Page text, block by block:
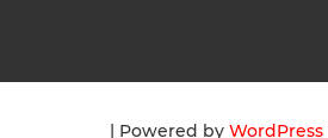
| Powered by WordPress